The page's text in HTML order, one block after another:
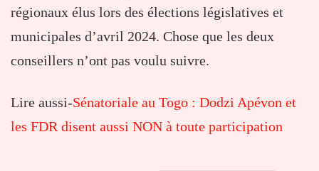
régionaux élus lors des élections législatives et
municipales d’avril 2024. Chose que les deux
conseillers n’ont pas voulu suivre.
Lire aussi-Sénatoriale au Togo : Dodzi Apévon et
les FDR disent aussi NON à toute participation